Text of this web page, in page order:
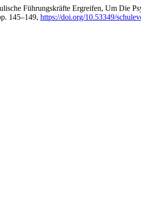
Führungskräfte Ergreifen, Um Die
145–149, https://doi.org/10.53349/